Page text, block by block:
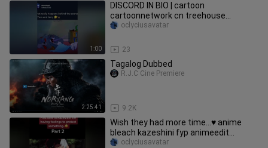
1:00
DISCORD IN BIO | cartoon
cartoonnetwork cn treehouse
boomerang cat mouse tomandjerry
rat comedy childern animeedit
animation disney animetiktok animei
anbutanji
23
oclyciusavatar
2:25:41
Tagalog Dubbed
9.2K
R.J.C Cine Premiere
Wish they had more time…♥️ anime
bleach kazeshini fyp animeedit
zanpakuto animetiktok
oclyciusavatar